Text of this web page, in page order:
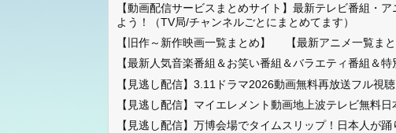
【動画配信サービスまとめサイト】最新テレビ番組・
よう！（TV局/チャンネルごとにまとめてます）
【旧作～新作映画一覧まとめ】
【最新アニメ一覧まと
【最新人気音楽番組＆お笑い番組＆バラエティ番組＆特
【見逃し配信】3.11ドラマ2026動画無料再放送フル視
【見逃し配信】マイエレメント動画地上波テレビ無料
【見逃し配信】万博会場でタイムスリップ！日本人が